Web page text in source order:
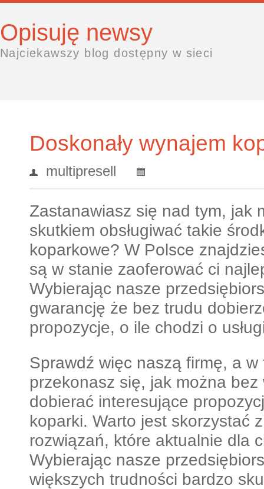
Opisuję newsy
Najciekawszy blog dostępny w sieci
Doskonały wynajem
multipresell
Zastanawiasz się nad tym, jak
skutkiem obsługiwać takie
koparkowe? W Polsce
są w stanie zaoferować ci
Wybierając nasze
gwarancję że bez trudu
propozycje, o ile chodzi o
Sprawdź więc naszą firmę, a
przekonasz się, jak można
dobierać interesujące
koparki. Warto jest skorzystać
rozwiązań, które aktualnie dla
Wybierając nasze
większych trudności bardzo